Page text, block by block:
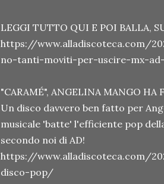
LEGGI TUTTO QUI E POI BALLA,
https://www.alladiscoteca.com/
no-tanti-moviti-per-uscire-mx-
"CARAMÉ", ANGELINA MANGO HA
Un disco davvero ben fatto per
musicale 'batte' l'efficiente pop
secondo noi di AD!
https://www.alladiscoteca.com/
disco-pop/